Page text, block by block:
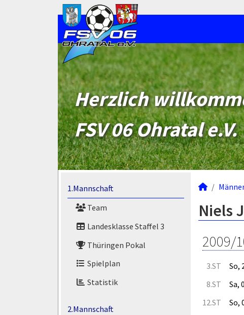
Herzlich
FSV 06 Ohratal e.V.
1.Mannschaft
Team
Landesklasse Staffel 3
Thüringen Pokal
Spielplan
Statistik
2.Mannschaft
Niels
2009/
3.ST So,
8.ST Sa,
12.ST So,